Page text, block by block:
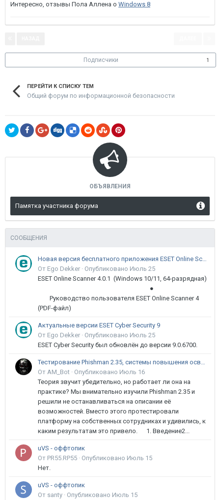
Интересно, отзывы Пола Аллена о Windows 8
Подписчики 1
ПЕРЕЙТИ К СПИСКУ ТЕМ
Общий форум по информационной безопасности
ОБЪЯВЛЕНИЯ
Памятка участника форума
СООБЩЕНИЯ
Новая версия бесплатного приложения ESET Online Scanner доступна пользователям
От Ego Dekker · Опубликовано Июль 25
ESET Online Scanner 4.0.1 (Windows 10/11, 64-разрядная)
●
Руководство пользователя ESET Online Scanner 4
(PDF-файл)
Актуальные версии ESET Cyber Security 9
От Ego Dekker · Опубликовано Июль 25
ESET Cyber Security был обновлён до версии 9.0.6700.
Тестирование Phishman 2.35, системы повышения осведомлённости пользователей в сфере ИБ
От AM_Bot · Опубликовано Июль 16
Теория звучит убедительно, но работает ли она на
практике? Мы внимательно изучили Phishman 2.35 и
решили не останавливаться на описании её
возможностей. Вместо этого протестировали
платформу на собственных сотрудниках и удивились, к
каким результатам это привело. 1. Введение2...
uVS - оффтопик
От PR55.RP55 · Опубликовано Июль 15
Нет.
uVS - оффтопик
От santy · Опубликовано Июль 15